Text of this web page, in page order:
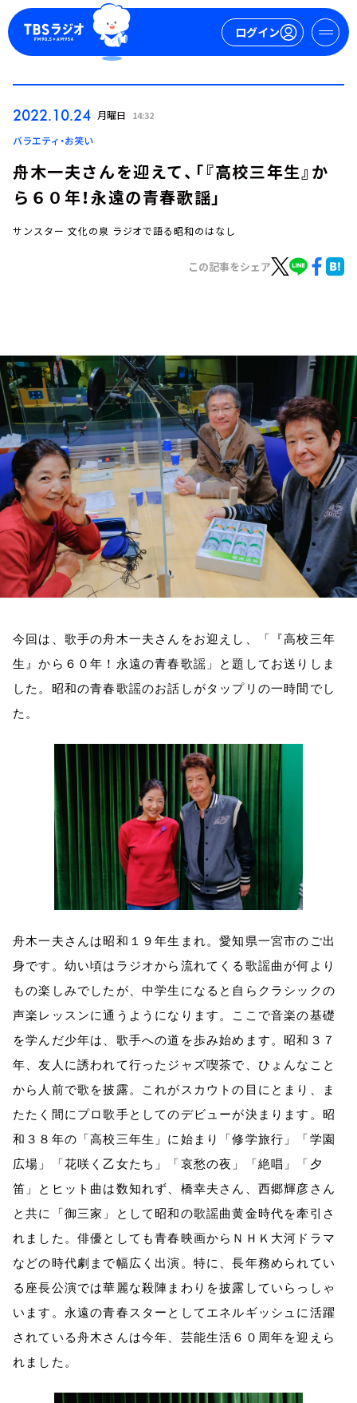
ログイン
ログイン
お知らせ
イベント・グッズ
YouTube
会社情報
2022.10.24 月曜日 14:32
バラエティ・お笑い
舟木一夫さんを迎えて、「『高校三年生』か
ら６０年！永遠の青春歌謡」
サンスター 文化の泉 ラジオで語る昭和のはなし
この記事をシェア
今回は、歌手の舟木一夫さんをお迎えし、「『高校三年
生』から６０年！永遠の青春歌謡」と題してお送りしま
した。昭和の青春歌謡のお話しがタップリの一時間でし
た。
舟木一夫さんは昭和１９年生まれ。愛知県一宮市のご出
身です。幼い頃はラジオから流れてくる歌謡曲が何より
もの楽しみでしたが、中学生になると自らクラシックの
声楽レッスンに通うようになります。ここで音楽の基礎
を学んだ少年は、歌手への道を歩み始めます。昭和３７
年、友人に誘われて行ったジャズ喫茶で、ひょんなこと
から人前で歌を披露。これがスカウトの目にとまり、ま
たたく間にプロ歌手としてのデビューが決まります。昭
和３８年の「高校三年生」に始まり「修学旅行」「学園
広場」「花咲く乙女たち」「哀愁の夜」「絶唱」「夕
笛」とヒット曲は数知れず、橋幸夫さん、西郷輝彦さん
と共に「御三家」として昭和の歌謡曲黄金時代を牽引さ
れました。俳優としても青春映画からＮＨＫ大河ドラマ
などの時代劇まで幅広く出演。特に、長年務められてい
る座長公演では華麗な殺陣まわりを披露していらっしゃ
います。永遠の青春スターとしてエネルギッシュに活躍
されている舟木さんは今年、芸能生活６０周年を迎えら
れました。